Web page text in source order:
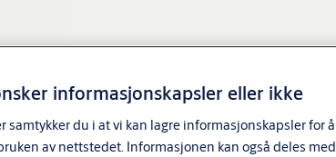
informasjonskapsler eller ikke
samtykker du i at vi kan lagre informasjonskapsler
av nettstedet. Informasjonen kan også deles